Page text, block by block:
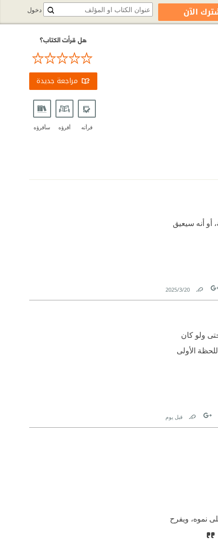
هل قرأت الكتاب؟
مراجعة جديدة
قرأته أقرؤه سأقرؤه
أو أنه سيعيق
Link
20‏/3‏/2025
ولو كان
الأولى
Link
قبل يوم
نموه، ويفرح
دخول الآن